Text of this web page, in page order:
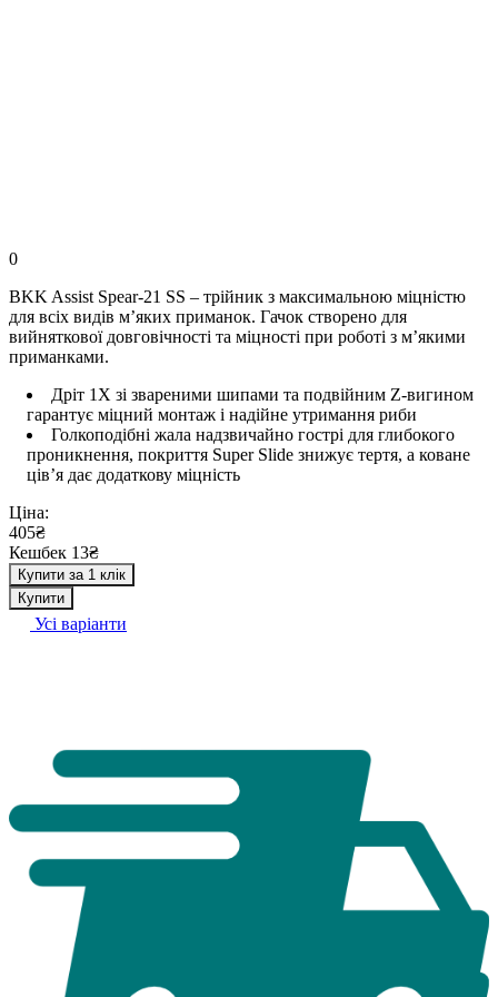
0
BKK Assist Spear-21 SS – трійник з максимальною міцністю
для всіх видів м’яких приманок. Гачок створено для
вийняткової довговічності та міцності при роботі з мʼякими
приманками.
Дріт 1X зі звареними шипами та подвійним Z-вигином
гарантує міцний монтаж і надійне утримання риби
Голкоподібні жала надзвичайно гострі для глибокого
проникнення, покриття Super Slide знижує тертя, а коване
ців’я дає додаткову міцність
Ціна:
405₴
Кешбек 13₴
Купити за 1 клік
Купити
Усі варіанти